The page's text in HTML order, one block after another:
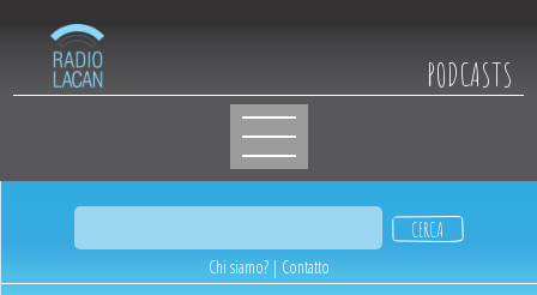
PODCASTS
Chi siamo? | Contatto